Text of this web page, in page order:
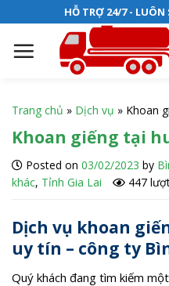
k
HỖ TRỢ 24/7 - LUÔN
Trang chủ » Dịch vụ » Khoan
Khoan giếng tại
Posted on 03/02/2023 by
khác, Tỉnh Gia Lai 447
Dịch vụ khoan
uy tín – công ty
Quý khách đang tìm kiếm